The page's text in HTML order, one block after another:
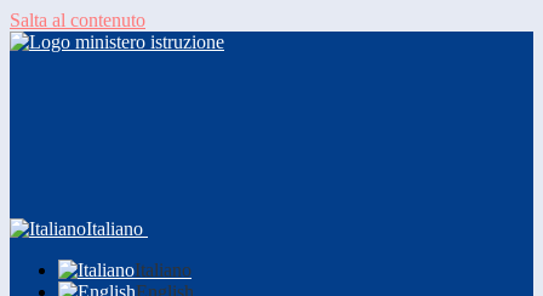
Salta al contenuto
Italiano
Italiano
English